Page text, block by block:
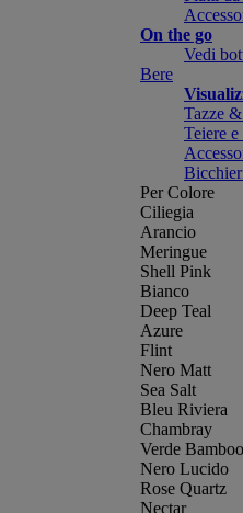
On the go
Vedi
Bere
Tazze
Teiere
Per Colore
Ciliegia
Arancio
Meringue
Shell Pink
Bianco
Deep Teal
Azure
Flint
Nero Matt
Sea Salt
Bleu Riviera
Chambray
Verde Bamboo
Nero Lucido
Rose Quartz
Nectar